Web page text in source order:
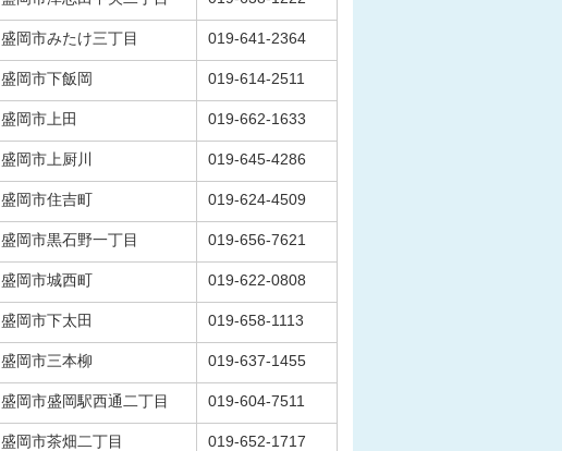
盛岡市みたけ三丁目 019-641-2364
盛岡市下飯岡 019-614-2511
盛岡市上田 019-662-1633
盛岡市上厨川 019-645-4286
盛岡市住吉町 019-624-4509
盛岡市黒石野一丁目 019-656-7621
盛岡市城西町 019-622-0808
盛岡市下太田 019-658-1113
盛岡市三本柳 019-637-1455
盛岡市盛岡駅西通二丁目 019-604-7511
盛岡市茶畑二丁目 019-652-1717